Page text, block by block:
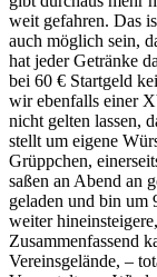
weit gefahren. Das
auch möglich sein,
hat jeder Getränke
bei 60 € Startgeld
wir ebenfalls einer
nicht gelten lassen,
stellt um eigene
Grüppchen,
saßen an Abend an
geladen und bin um
weiter
Zusammenfassend
Vereinsgelände, –